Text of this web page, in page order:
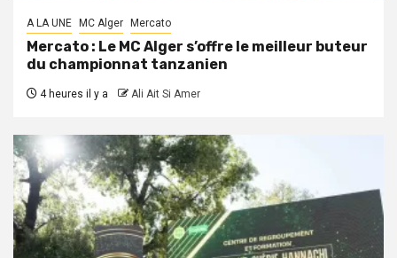
A LA UNE MC Alger Mercato
Mercato : Le MC Alger s’offre le meilleur buteur
du championnat tanzanien
4 heures il y a Ali Ait Si Amer